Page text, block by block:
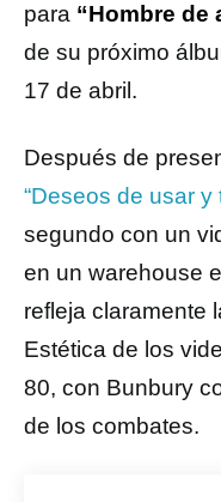
para “Hombre de
de su próximo
17 de abril.
Después de
“Deseos de usar y
segundo con un
en un warehouse
refleja claramente
Estética de los
80, con Bunbury
de los combates.